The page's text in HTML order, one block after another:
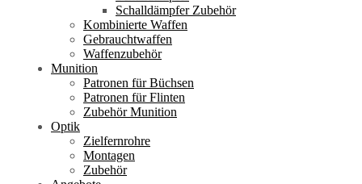
Schalldämpfer Zubehör
Kombinierte Waffen
Gebrauchtwaffen
Waffenzubehör
Munition
Patronen für Büchsen
Patronen für Flinten
Zubehör Munition
Optik
Zielfernrohre
Montagen
Zubehör